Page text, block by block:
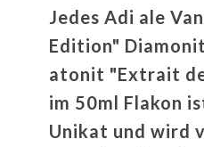
Jedes Adi ale
Edition"
atonit "Extrait
im 50ml Flakon
Unikat und wird